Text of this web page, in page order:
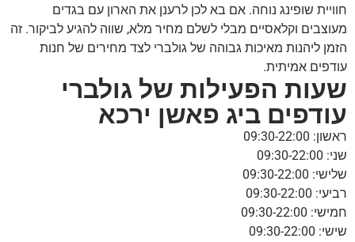
חוויית שופינג נוחה. אם בא לכן לרענן את הארון עם בגדים
מעוצבים וקלאסיים מבלי לשלם מחיר מלא, שווה להגיע לביקור. זה
הזמן ליהנות מאיכות גבוהה של גולברי לצד מחירים של חנות
עודפים אמיתית.
שעות הפעילות של גולברי
עודפים ביג פאשן ירכא
ראשון: 09:30-22:00
שני: 09:30-22:00
שלישי: 09:30-22:00
רביעי: 09:30-22:00
חמישי: 09:30-22:00
שישי: 09:30-22:00